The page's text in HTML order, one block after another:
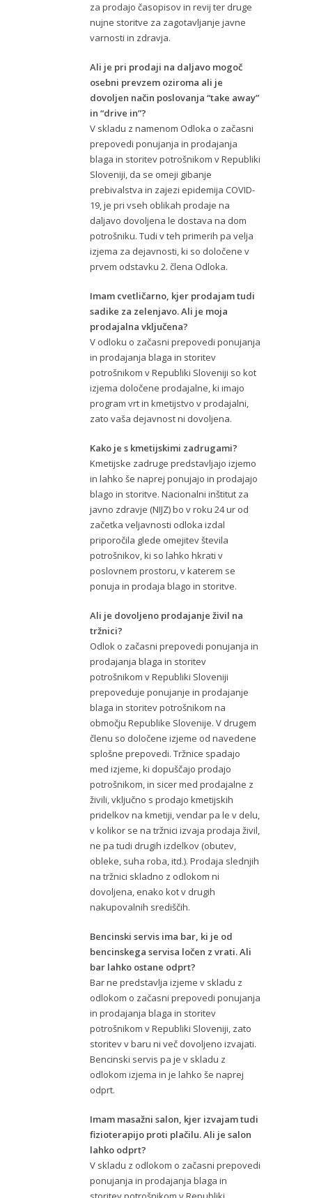
za prodajo časopisov in revij ter druge
nujne storitve za zagotavljanje javne
varnosti in zdravja.
Ali je pri prodaji na daljavo mogoč
osebni prevzem oziroma ali je
dovoljen način poslovanja “take away”
in “drive in”?
V skladu z namenom Odloka o začasni
prepovedi ponujanja in prodajanja
blaga in storitev potrošnikom v Republiki
Sloveniji, da se omeji gibanje
prebivalstva in zajezi epidemija COVID-
19, je pri vseh oblikah prodaje na
daljavo dovoljena le dostava na dom
potrošniku. Tudi v teh primerih pa velja
izjema za dejavnosti, ki so določene v
prvem odstavku 2. člena Odloka.
Imam cvetličarno, kjer prodajam tudi
sadike za zelenjavo. Ali je moja
prodajalna vključena?
V odloku o začasni prepovedi ponujanja
in prodajanja blaga in storitev
potrošnikom v Republiki Sloveniji so kot
izjema določene prodajalne, ki imajo
program vrt in kmetijstvo v prodajalni,
zato vaša dejavnost ni dovoljena.
Kako je s kmetijskimi zadrugami?
Kmetijske zadruge predstavljajo izjemo
in lahko še naprej ponujajo in prodajajo
blago in storitve. Nacionalni inštitut za
javno zdravje (NIJZ) bo v roku 24 ur od
začetka veljavnosti odloka izdal
priporočila glede omejitev števila
potrošnikov, ki so lahko hkrati v
poslovnem prostoru, v katerem se
ponuja in prodaja blago in storitve.
Ali je dovoljeno prodajanje živil na
tržnici?
Odlok o začasni prepovedi ponujanja in
prodajanja blaga in storitev
potrošnikom v Republiki Sloveniji
prepoveduje ponujanje in prodajanje
blaga in storitev potrošnikom na
območju Republike Slovenije. V drugem
členu so določene izjeme od navedene
splošne prepovedi. Tržnice spadajo
med izjeme, ki dopuščajo prodajo
potrošnikom, in sicer med prodajalne z
živili, vključno s prodajo kmetijskih
pridelkov na kmetiji, vendar pa le v delu,
v kolikor se na tržnici izvaja prodaja živil,
ne pa tudi drugih izdelkov (obutev,
obleke, suha roba, itd.). Prodaja slednjih
na tržnici skladno z odlokom ni
dovoljena, enako kot v drugih
nakupovalnih središčih.
Bencinski servis ima bar, ki je od
bencinskega servisa ločen z vrati. Ali
bar lahko ostane odprt?
Bar ne predstavlja izjeme v skladu z
odlokom o začasni prepovedi ponujanja
in prodajanja blaga in storitev
potrošnikom v Republiki Sloveniji, zato
storitev v baru ni več dovoljeno izvajati.
Bencinski servis pa je v skladu z
odlokom izjema in je lahko še naprej
odprt.
Imam masažni salon, kjer izvajam tudi
fizioterapijo proti plačilu. Ali je salon
lahko odprt?
V skladu z odlokom o začasni prepovedi
ponujanja in prodajanja blaga in